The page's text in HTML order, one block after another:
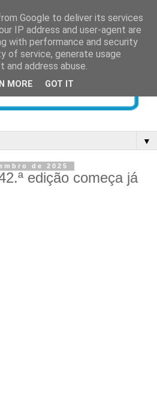
▼
de 2025
edição começa já
Google to deliver its services
IP address and user-agent are
with performance and security
of service, generate usage
address abuse.
MORE GOT IT